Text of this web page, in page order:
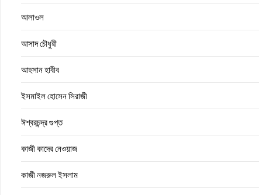
আলাওল
আসাদ চৌধুরী
আহসান হাবীব
ইসমাইল হোসেন সিরাজী
ঈশ্বরচন্দ্র গুপ্ত
কাজী কাদের নেওয়াজ
কাজী নজরুল ইসলাম